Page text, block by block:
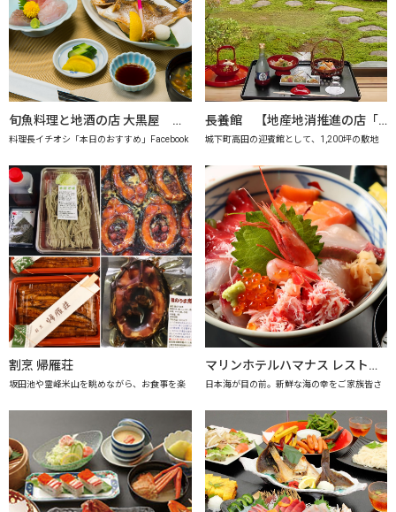
旬魚料理と地酒の店 大黒屋 【地産地消推進の店「プレミアム認定店」】
料理長イチオシ「本日のおすすめ」Facebook
長養館 【地産地消推進の店「プレミアム認定店」】
城下町高田の迎賓館として、1,200坪の敷地
割烹 帰雁荘
坂田池や霊峰米山を眺めながら、お食事を楽
マリンホテルハマナス レストラン海月【地産地消推進の店「プレミアム認定店」】
日本海が目の前。新鮮な海の幸をご家族皆さ